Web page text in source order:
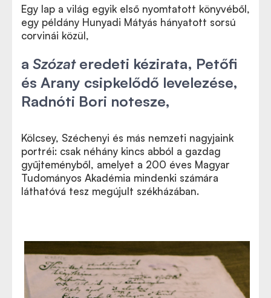
Egy lap a világ egyik első nyomtatott könyvéből,
egy példány Hunyadi Mátyás hányatott sorsú
corvinái közül,
a Szózateredeti kézirata, Petőfi
és Arany csipkelődő levelezése,
Radnóti Bori notesze,
Kölcsey, Széchenyi és más nemzeti nagyjaink
portréi: csak néhány kincs abból a gazdag
gyűjteményből, amelyet a 200 éves Magyar
Tudományos Akadémia mindenki számára
láthatóvá tesz megújult székházában.